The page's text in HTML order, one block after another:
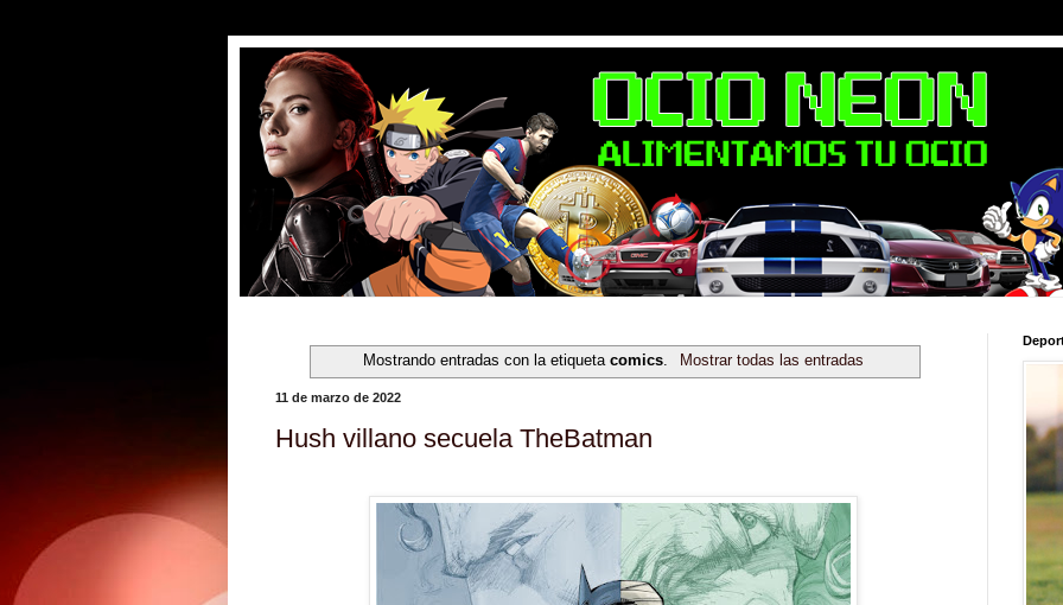
Mostrando entradas con la etiquetacomics Mostrar todas las entradas
11 de marzo de 2022
Hush villano secuela TheBatman